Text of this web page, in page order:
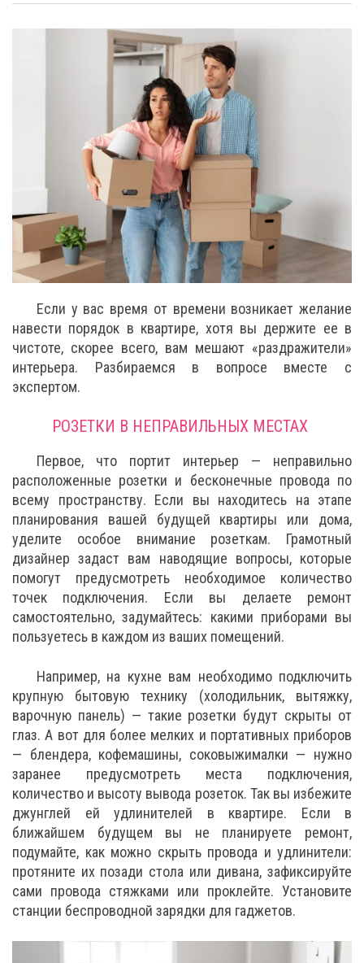
Если у вас время от времени возникает желание
навести порядок в квартире, хотя вы держите ее в
чистоте, скорее всего, вам мешают «раздражители»
интерьера. Разбираемся в вопросе вместе с
экспертом.
РОЗЕТКИ В НЕПРАВИЛЬНЫХ МЕСТАХ
Первое, что портит интерьер — неправильно
расположенные розетки и бесконечные провода по
всему пространству. Если вы находитесь на этапе
планирования вашей будущей квартиры или дома,
уделите особое внимание розеткам. Грамотный
дизайнер задаст вам наводящие вопросы, которые
помогут предусмотреть необходимое количество
точек подключения. Если вы делаете ремонт
самостоятельно, задумайтесь: какими приборами вы
пользуетесь в каждом из ваших помещений.
Например, на кухне вам необходимо подключить
крупную бытовую технику (холодильник, вытяжку,
варочную панель) — такие розетки будут скрыты от
глаз. А вот для более мелких и портативных приборов
— блендера, кофемашины, соковыжималки — нужно
заранее предусмотреть места подключения,
количество и высоту вывода розеток. Так вы избежите
джунглей ей удлинителей в квартире. Если в
ближайшем будущем вы не планируете ремонт,
подумайте, как можно скрыть провода и удлинители:
протяните их позади стола или дивана, зафиксируйте
сами провода стяжками или проклейте. Установите
станции беспроводной зарядки для гаджетов.